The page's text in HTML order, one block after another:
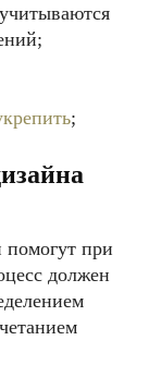
;
помогут при
должен